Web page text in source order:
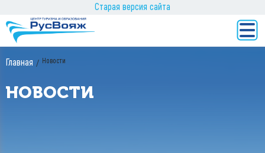
Старая версия сайта
Главная Новости
НОВОСТИ